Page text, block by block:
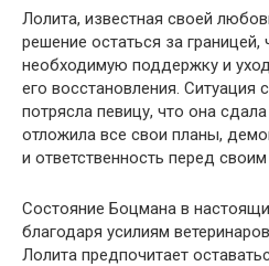
Лолита, известная своей
решение остаться за
необходимую поддержку и
его восстановления. Ситуация
потрясла певицу, что она
отложила все свои планы,
и ответственность перед
Состояние Боцмана в
благодаря усилиям
Лолита предпочитает